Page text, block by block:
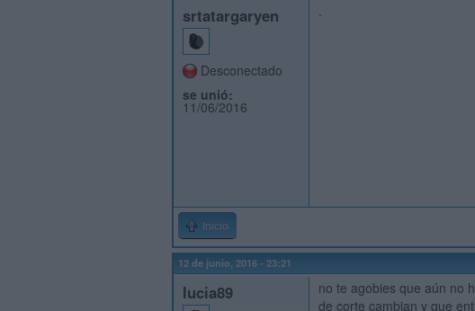
srtatargaryen
Desconectado
se unió:
11/06/2016
.
Inicio
12 de junio, 2016 - 23:21
lucia89
no te agobies que aún no
de corte cambian y que